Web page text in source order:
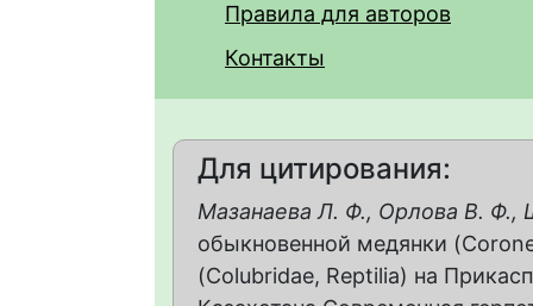
Правила для авторов
Контакты
Для цитирования:
Мазанаева Л. Ф., Орлова В. Ф.,
обыкновенной медянки
(Colubridae, Reptilia) на